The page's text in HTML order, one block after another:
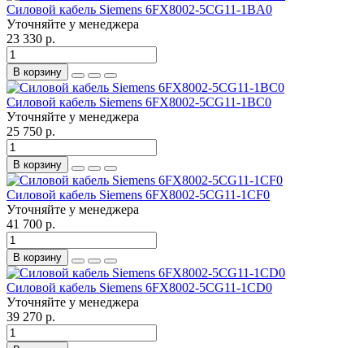
Силовой кабель Siemens 6FX8002-5CG11-1BA0
Уточняйте у менеджера
23 330 р.
В корзину
Силовой кабель Siemens 6FX8002-5CG11-1BC0
Уточняйте у менеджера
25 750 р.
В корзину
Силовой кабель Siemens 6FX8002-5CG11-1CF0
Уточняйте у менеджера
41 700 р.
В корзину
Силовой кабель Siemens 6FX8002-5CG11-1CD0
Уточняйте у менеджера
39 270 р.